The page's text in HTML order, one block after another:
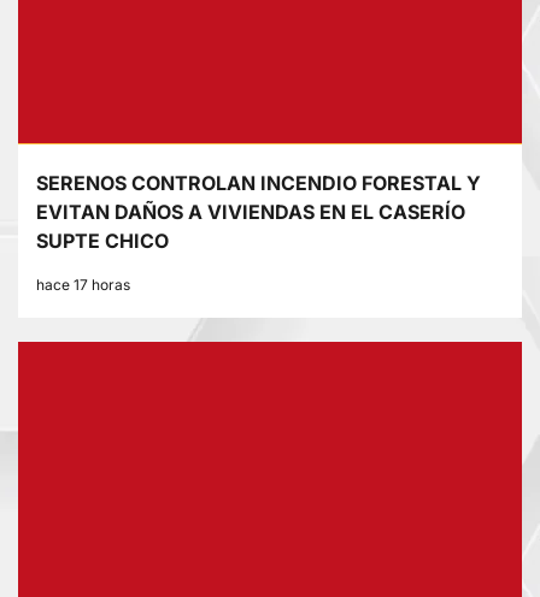
SERENOS CONTROLAN INCENDIO FORESTAL Y
EVITAN DAÑOS A VIVIENDAS EN EL CASERÍO
SUPTE CHICO
hace 17 horas